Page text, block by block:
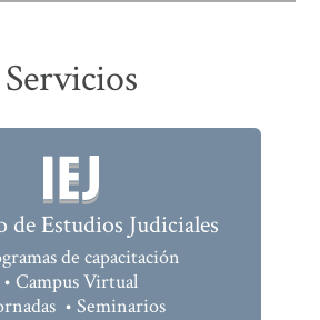
Servicios
Estudios Judiciales
de capacitación
• Campus Virtual
• Seminarios